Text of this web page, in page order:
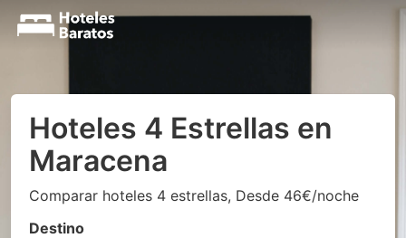
Hoteles 4 Estrellas en
Maracena
Comparar hoteles 4 estrellas, Desde 46€/noche
Destino